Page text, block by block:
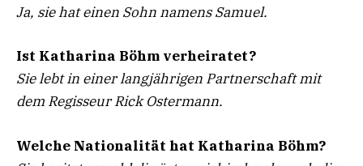
Ja, sie hat einen Sohn namens Samuel.
Ist Katharina Böhm verheiratet?
Sie lebt in einer langjährigen Partnerschaft mit
dem Regisseur Rick Ostermann.
Welche Nationalität hat Katharina Böhm?